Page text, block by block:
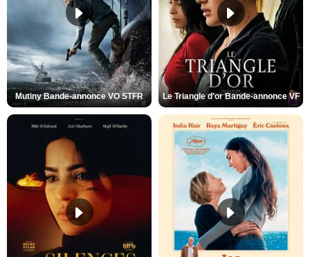
Mutiny Bande-annonce VO STFR Le Triangle d'or Bande-annonce VF